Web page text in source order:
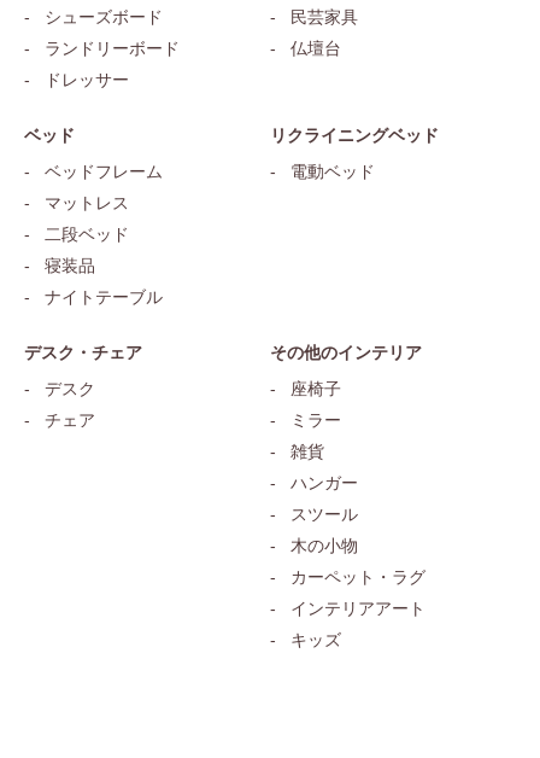
シューズボード
ランドリーボード
ドレッサー
民芸家具
仏壇台
ベッド
ベッドフレーム
マットレス
二段ベッド
寝装品
ナイトテーブル
リクライニングベッド
電動ベッド
デスク・チェア
デスク
チェア
その他のインテリア
座椅子
ミラー
雑貨
ハンガー
スツール
木の小物
カーペット・ラグ
インテリアアート
キッズ